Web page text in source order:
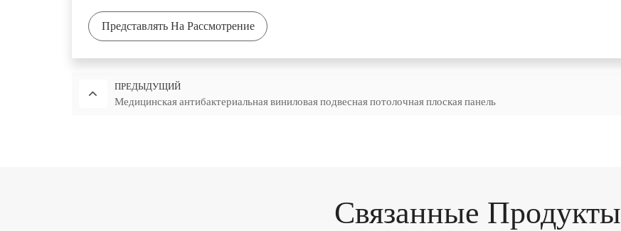
Представлять На Рассмотрение
ПРЕДЫДУЩИЙ
Медицинская антибактериальная виниловая подвесная потолочная плоская панель
Связанные Продукты